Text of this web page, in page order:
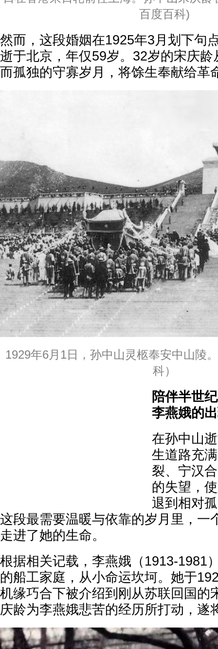
百度百科)
然而，这段婚姻在1925年3月划下句
逝于北京，年仅59岁。32岁的宋庆
而孤独的守寡岁月，将馀生奉献给革
1929年6月1日，孙中山灵柩奉安中山陵
科）
陪伴半世
李燕娥的
在孙中山
生道路充
裂、宁汉
的失望，
退到相对
这段最需要温暖与依靠的岁月里，一
走进了她的生命。
根据相关记载，李燕娥（1913-1981
的船工家庭，从小命运坎坷。她于
机缘巧合下被介绍到刚从苏联回国的
庆龄为李燕娥悲苦的经历所打动，遂